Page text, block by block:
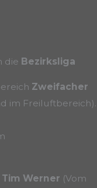
die Bezirksliga
Zweifacher
im Freiluftbereich).
Werner (Vom